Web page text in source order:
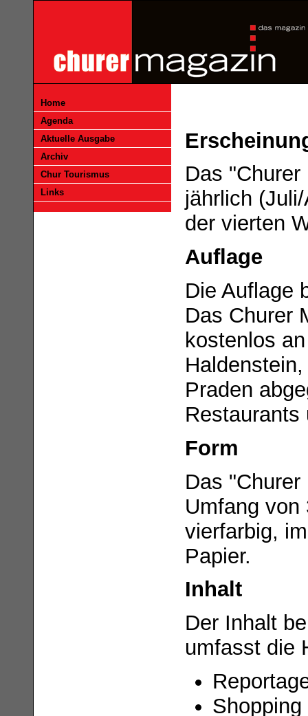
Home
Agenda
Aktuelle Ausgabe
Archiv
Chur Tourismus
Links
Das
jährlich
der vierten
Auflage
Die Auflage
Das Churer
kostenlos
Praden
Restaurants
Form
Das
Umfang
vierfarbig,
Papier.
Inhalt
Der Inhalt
umfasst die
Shopping